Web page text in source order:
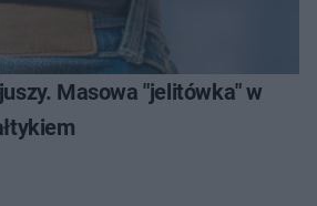
Masowa "jelitówka" w